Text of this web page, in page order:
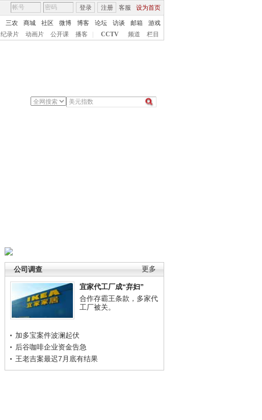
客服 设为首页
登录 注册
三农 商城 社区 微博 博客 论坛 访谈 邮箱
游戏
纪录片 动画片 公开课 播客 CCTV 频道 栏目
更多
公司调查
宜家代工厂成“弃妇”
合作存霸王条款，多家代
工厂被关。
加多宝案件波澜起伏
后谷咖啡企业资金告急
王老吉案最迟7月底有结果